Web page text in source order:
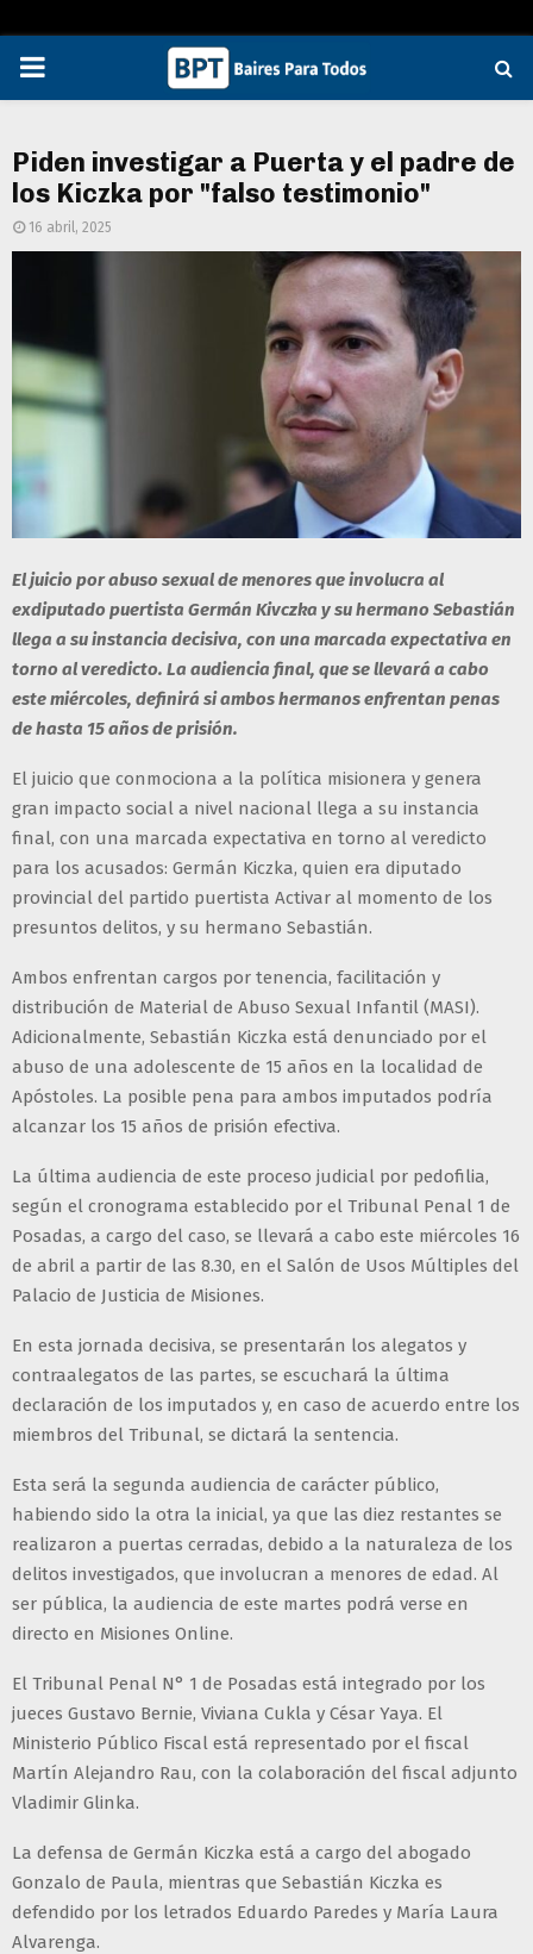
PRIMARY
Piden investigar a Puerta y el padre de
los Kiczka por "falso testimonio"
16 abril, 2025
El juicio por abuso sexual de menores que involucra al
exdiputado puertista Germán Kivczka y su hermano Sebastián
llega a su instancia decisiva, con una marcada expectativa en
torno al veredicto. La audiencia final, que se llevará a cabo
este miércoles, definirá si ambos hermanos enfrentan penas
de hasta 15 años de prisión.
El juicio que conmociona a la política misionera y genera
gran impacto social a nivel nacional llega a su instancia
final, con una marcada expectativa en torno al veredicto
para los acusados: Germán Kiczka, quien era diputado
provincial del partido puertista Activar al momento de los
presuntos delitos, y su hermano Sebastián.
Ambos enfrentan cargos por tenencia, facilitación y
distribución de Material de Abuso Sexual Infantil (MASI).
Adicionalmente, Sebastián Kiczka está denunciado por el
abuso de una adolescente de 15 años en la localidad de
Apóstoles. La posible pena para ambos imputados podría
alcanzar los 15 años de prisión efectiva.
La última audiencia de este proceso judicial por pedofilia,
según el cronograma establecido por el Tribunal Penal 1 de
Posadas, a cargo del caso, se llevará a cabo este miércoles 16
de abril a partir de las 8.30, en el Salón de Usos Múltiples del
Palacio de Justicia de Misiones.
En esta jornada decisiva, se presentarán los alegatos y
contraalegatos de las partes, se escuchará la última
declaración de los imputados y, en caso de acuerdo entre los
miembros del Tribunal, se dictará la sentencia.
Esta será la segunda audiencia de carácter público,
habiendo sido la otra la inicial, ya que las diez restantes se
realizaron a puertas cerradas, debido a la naturaleza de los
delitos investigados, que involucran a menores de edad. Al
ser pública, la audiencia de este martes podrá verse en
directo en Misiones Online.
El Tribunal Penal N° 1 de Posadas está integrado por los
jueces Gustavo Bernie, Viviana Cukla y César Yaya. El
Ministerio Público Fiscal está representado por el fiscal
Martín Alejandro Rau, con la colaboración del fiscal adjunto
Vladimir Glinka.
La defensa de Germán Kiczka está a cargo del abogado
Gonzalo de Paula, mientras que Sebastián Kiczka es
defendido por los letrados Eduardo Paredes y María Laura
Alvarenga.